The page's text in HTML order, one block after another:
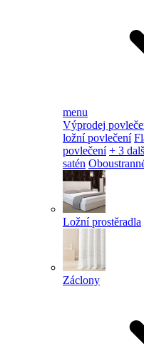
menu
Výprodej
ložní povlečení
povlečení + 3
satén
Ložní prostěradla
Záclony